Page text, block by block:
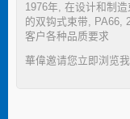
1976年, 在设计和制
的双钩式束带, PA66,
客户各种品质要求
華偉邀请您立即浏览